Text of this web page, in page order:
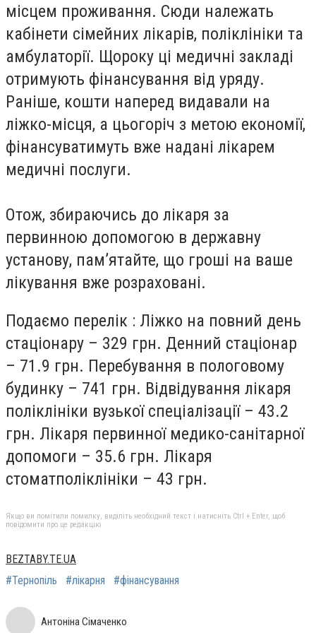
місцем проживання. Сюди належать
кабінети сімейних лікарів, поліклініки та
амбулаторії. Щороку ці медичні закладі
отримують фінансування від уряду.
Раніше, кошти наперед видавали на
ліжко-місця, а цьогоріч з метою економії,
фінансуватимуть вже надані лікарем
медичні послуги.
Отож, збираючись до лікаря за
первинною допомогою в державну
установу, пам’ятайте, що гроші на ваше
лікування вже розраховані.
Подаємо перелік : Ліжко на повний день
стаціонару – 329 грн. Денний стаціонар
– 71.9 грн. Перебування в пологовому
будинку – 741 грн. Відвідування лікаря
поліклініки вузької спеціалізації – 43.2
грн. Лікаря первинної медико-санітарної
допомоги – 35.6 грн. Лікаря
стоматполіклініки – 43 грн.
Якщо ви помітили помилку, виділіть необхідний текст і натисніть Ctrl + Enter, щоб
повідомити про це редакцію
BEZTABY.TE.UA
#Тернопіль
#лікарня #фінансування
Антоніна Сімаченко